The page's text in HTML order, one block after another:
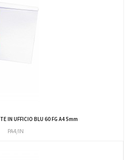
IN UFFICIO BLU 60 FG A4 5mm
PA4/IN